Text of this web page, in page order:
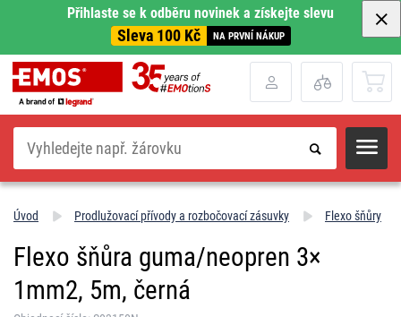
Přihlaste se k odběru novinek a získejte slevu
Sleva 100 Kč NA PRVNÍ NÁKUP
Hledat
Úvod Prodlužovací přívody a rozbočovací zásuvky Flexo šňůry
Flexo šňůra guma/neopren 3×
1mm2, 5m, černá